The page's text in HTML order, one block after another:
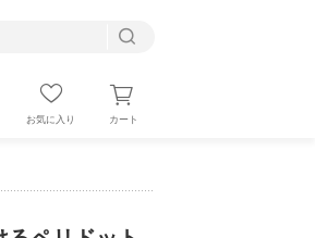
お気に入り カート